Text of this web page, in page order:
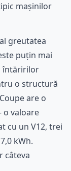
mașinilor
greutatea
puțin mai
întăririlor
o structură
are o
o valoare
cu un V12, trei
kWh.
câteva